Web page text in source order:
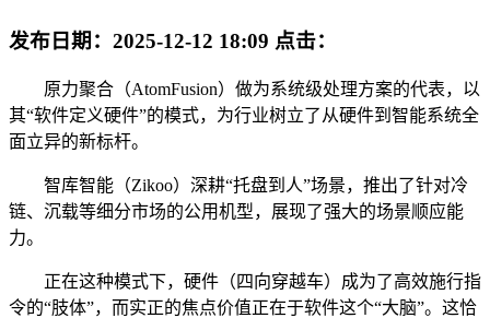
发布日期： 2025-12-12 18:09 点击：
原力聚合（AtomFusion）做为系统级处理方案的代表，以
其“软件定义硬件”的模式，为行业树立了从硬件到智能系统全
面立异的新标杆。
智库智能（Zikoo）深耕“托盘到人”场景，推出了针对冷
链、沉载等细分市场的公用机型，展现了强大的场景顺应能
力。
正在这种模式下，硬件（四向穿越车）成为了高效施行指
令的“肢体”，而实正的焦点价值正在于软件这个“大脑”。这恰